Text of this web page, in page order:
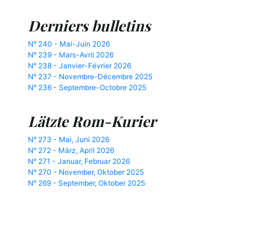
Derniers bulletins
N° 240 - Mai-Juin 2026
N° 239 - Mars-Avril 2026
N° 238 - Janvier-Février 2026
N° 237 - Novembre-Décembre 2025
N° 236 - Septembre-Octobre 2025
Lätzte Rom-Kurier
N° 273 - Mai, Juni 2026
N° 272 - März, April 2026
N° 271 - Januar, Februar 2026
N° 270 - November, Oktober 2025
N° 269 - September, Oktober 2025